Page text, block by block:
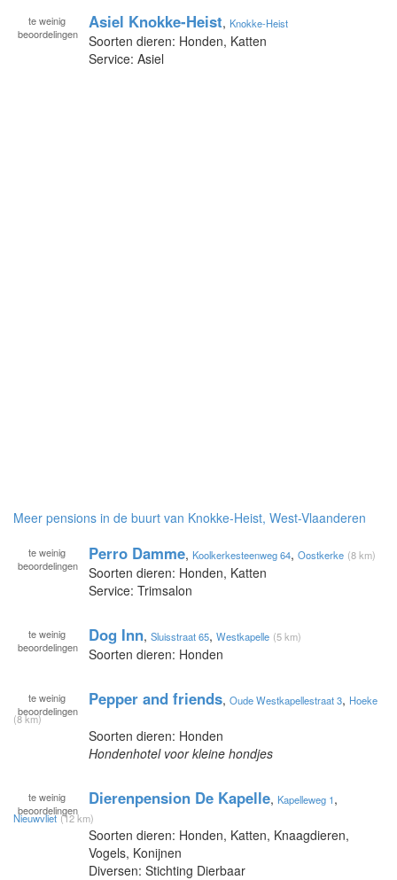
te weinig
beoordelingen
Asiel Knokke-Heist, Knokke-Heist
Soorten dieren: Honden, Katten
Service: Asiel
Meer pensions in de buurt van Knokke-Heist, West-Vlaanderen
te weinig
beoordelingen
Perro Damme, Koolkerkesteenweg 64, Oostkerke (8 km)
Soorten dieren: Honden, Katten
Service: Trimsalon
te weinig
beoordelingen
Dog Inn, Sluisstraat 65, Westkapelle (5 km)
Soorten dieren: Honden
te weinig
beoordelingen
Pepper and friends, Oude Westkapellestraat 3, Hoeke
(8 km)
Soorten dieren: Honden
Hondenhotel voor kleine hondjes
te weinig
beoordelingen
Dierenpension De Kapelle, Kapelleweg 1,
Nieuwvliet (12 km)
Soorten dieren: Honden, Katten, Knaagdieren,
Vogels, Konijnen
Diversen: Stichting Dierbaar